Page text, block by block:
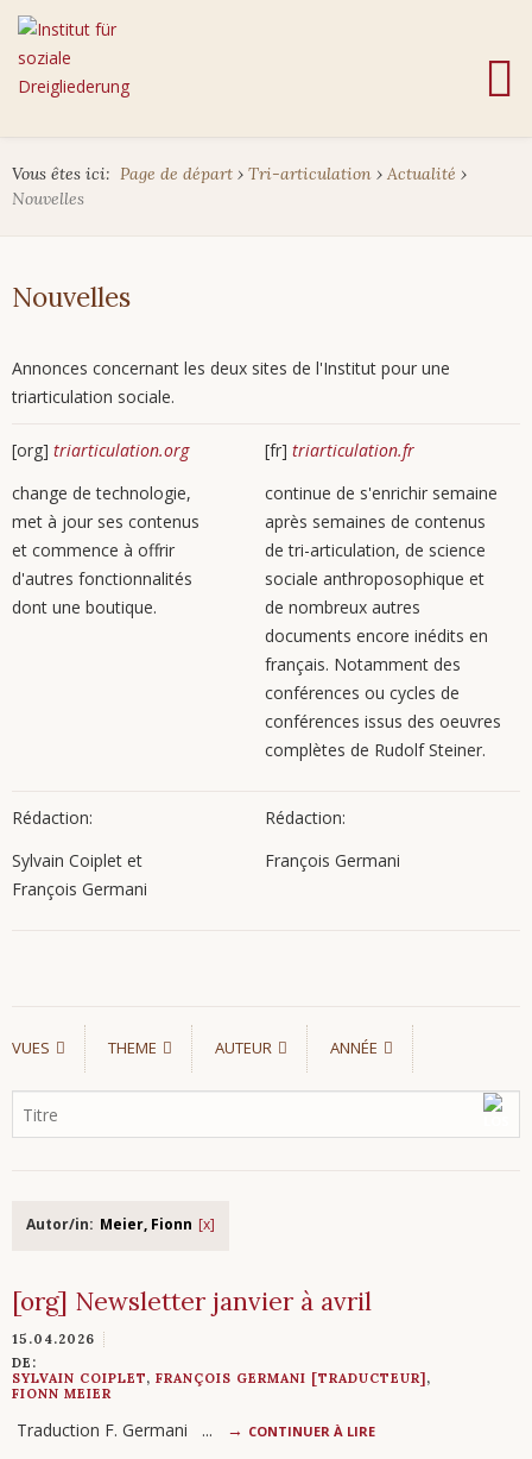
Vous êtes ici: Page de départ › Tri-articulation › Actualité ›
Nouvelles
Nouvelles
Annonces concernant les deux sites de l'Institut pour une
triarticulation sociale.
[org] triarticulation.org
change de technologie,
met à jour ses contenus
et commence à offrir
d'autres fonctionnalités
dont une boutique.
[fr] triarticulation.fr
continue de s'enrichir semaine
après semaines de contenus
de tri-articulation, de science
sociale anthroposophique et
de nombreux autres
documents encore inédits en
français. Notamment des
conférences ou cycles de
conférences issus des oeuvres
complètes de Rudolf Steiner.
Rédaction:
Sylvain Coiplet et
François Germani
Rédaction:
François Germani
VUES THEME AUTEUR ANNÉE
Autor/in: Meier, Fionn
[org] Newsletter janvier à avril
15.04.2026
DE:
SYLVAIN COIPLET, FRANÇOIS GERMANI [TRADUCTEUR] ,
FIONN MEIER
Traduction F. Germani ... CONTINUER À LIRE